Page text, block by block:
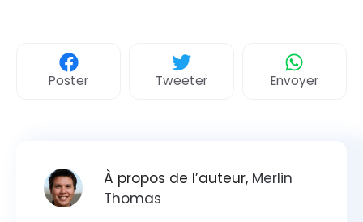
Poster Tweeter Envoyer
À propos de l’auteur, Merlin
Thomas